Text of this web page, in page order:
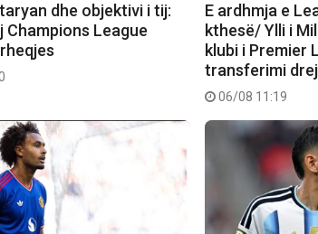
dhe objektivi i tij:
Champions League
E ardhmja e
kthesë/ Ylli i
klubi i Premier
transferimi
06/08 11:19